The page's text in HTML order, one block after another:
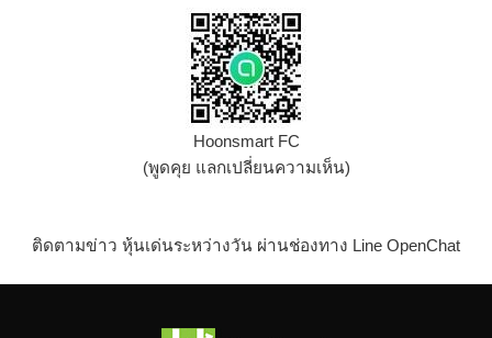
Hoonsmart FC
(พูดคุย แลกเปลี่ยนความเห็น)
ติดตามข่าว หุ้นเด่นระหว่างวัน ผ่านช่องทาง Line OpenChat